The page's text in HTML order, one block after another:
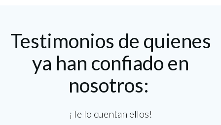
Testimonios de quienes
ya han confiado en
nosotros:
¡Te lo cuentan ellos!